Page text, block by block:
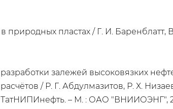
пластах / Г. И. Баренблатт,
залежей высоковязких
/ Р. Г. Абдулмазитов, Р. Х.
– М. : ОАО "ВНИИОЭНГ",